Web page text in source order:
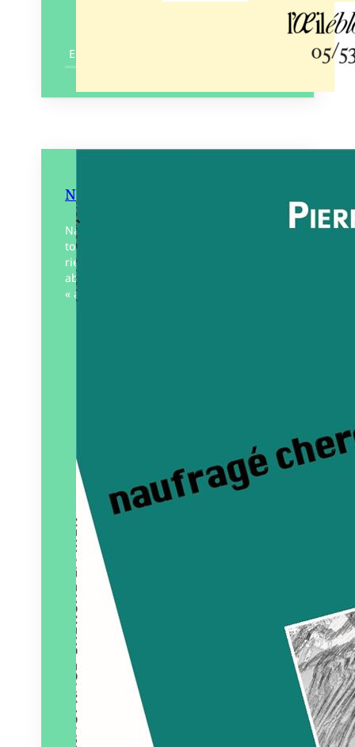
En savoir plus
Naufragé cherche la mer
Naufragé cherche la mer fait le portrait
tourmenté d’un homme dont on ne sait
rien sinon qu’il est peut-être vieux et
abandonné par les siens dans un
« ailleurs »…